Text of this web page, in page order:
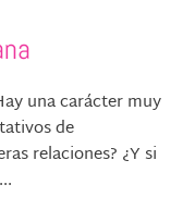
una carácter muy
de
relaciones? ¿Y si